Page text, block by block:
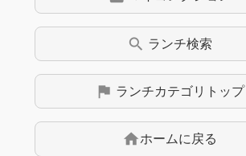
search ランチ検索
flag ランチカテゴリトップ
homeホームに戻る